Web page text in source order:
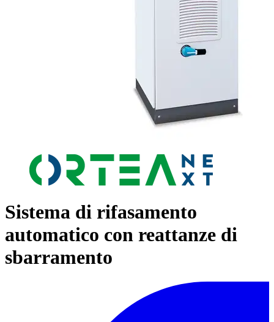
Sistema di rifasamento
automatico con reattanze di
sbarramento